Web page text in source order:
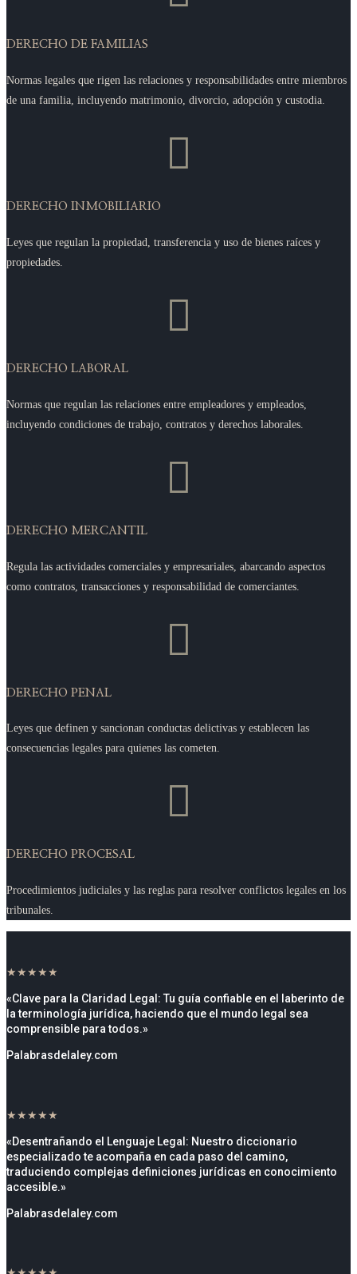
DERECHO DE FAMILIAS
Normas legales que rigen las relaciones y responsabilidades entre miembros
de una familia, incluyendo matrimonio, divorcio, adopción y custodia.

DERECHO INMOBILIARIO
Leyes que regulan la propiedad, transferencia y uso de bienes raíces y
propiedades.

DERECHO LABORAL
Normas que regulan las relaciones entre empleadores y empleados,
incluyendo condiciones de trabajo, contratos y derechos laborales.

DERECHO MERCANTIL
Regula las actividades comerciales y empresariales, abarcando aspectos
como contratos, transacciones y responsabilidad de comerciantes.

DERECHO PENAL
Leyes que definen y sancionan conductas delictivas y establecen las
consecuencias legales para quienes las cometen.

DERECHO PROCESAL
Procedimientos judiciales y las reglas para resolver conflictos legales en los
tribunales.
★★★★★
«Clave para la Claridad Legal: Tu guía confiable en el laberinto de
la terminología jurídica, haciendo que el mundo legal sea
comprensible para todos.»
Palabrasdelaley.com
★★★★★
«Desentrañando el Lenguaje Legal: Nuestro diccionario
especializado te acompaña en cada paso del camino,
traduciendo complejas definiciones jurídicas en conocimiento
accesible.»
Palabrasdelaley.com